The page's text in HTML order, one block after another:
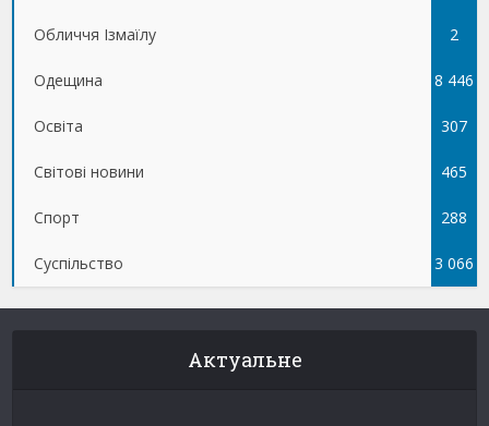
5
Обличчя Ізмаїлу 2
Одещина 8 446
Освіта 307
Світові новини 465
Спорт 288
Суспільство 3 066
Актуальне